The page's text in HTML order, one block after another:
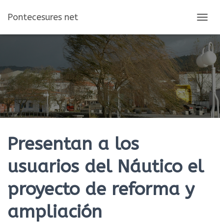
Pontecesures net
A
M
B
A
R
M
O
D
O
E
Presentan a los
usuarios del Náutico el
proyecto de reforma y
ampliación